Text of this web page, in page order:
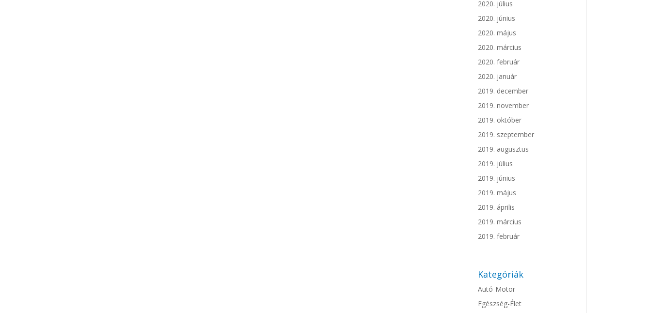
2020. július
2020. június
2020. május
2020. március
2020. február
2020. január
2019. december
2019. november
2019. október
2019. szeptember
2019. augusztus
2019. július
2019. június
2019. május
2019. április
2019. március
2019. február
Kategóriák
Autó-Motor
Egészség-Élet